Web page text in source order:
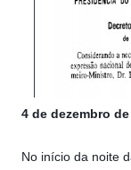
4 de dezembro de
No início da noite